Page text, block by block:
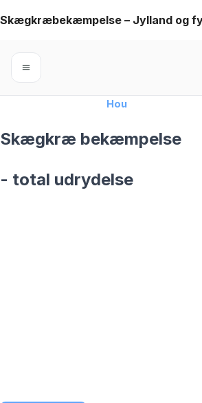
Skip
content
Skægkræbekæmpelse – Jylland og
Hou
Skægkræ bekæmpelse
- total udrydelse